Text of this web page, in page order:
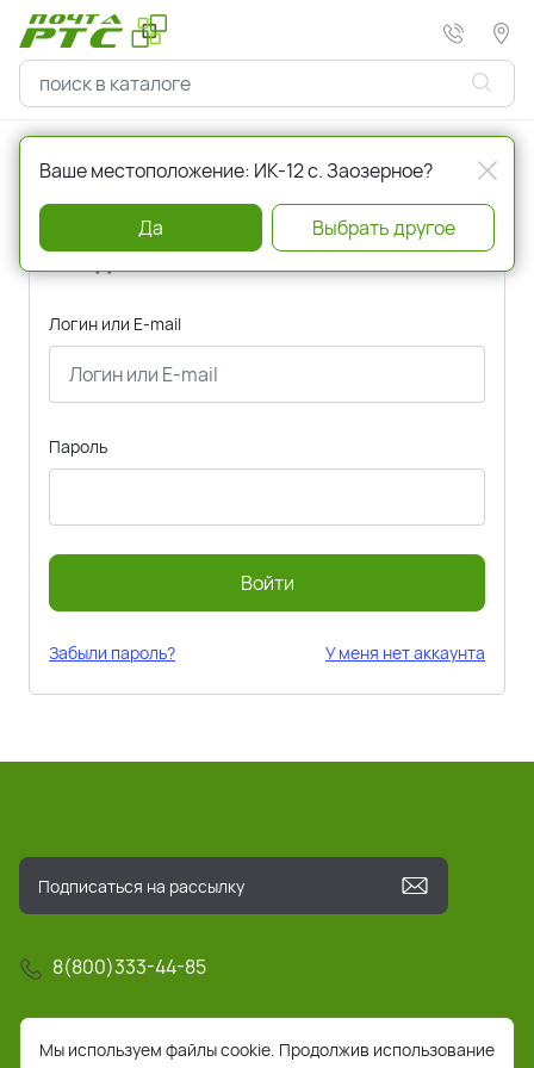
Главная Авторизация
Вход
Логин или E-mail
Пароль
Войти
Забыли пароль? У меня нет аккаунта
8(800)333-44-85
info@pochta-rts.ru
Мы используем файлы cookie. Продолжив использование
Ваше местоположение: ИК-12 с. Заозерное?
Да Выбрать другое